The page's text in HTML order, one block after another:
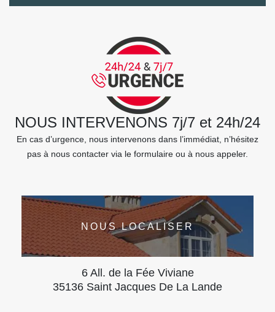
NOUS INTERVENONS 7j/7 et 24h/24
En cas d’urgence, nous intervenons dans l’immédiat, n’hésitez
pas à nous contacter via le formulaire ou à nous appeler.
NOUS LOCALISER
6 All. de la Fée Viviane
35136 Saint Jacques De La Lande